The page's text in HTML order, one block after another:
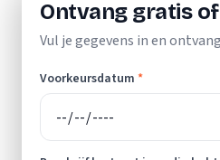
Ontvang gratis
Vul je gegevens in en
Voorkeursdatum *